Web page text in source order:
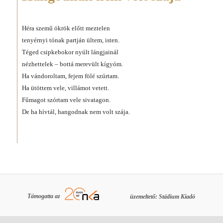
Héra szemű ökrök előtt meztelen
tenyérnyi tónak partján ültem, isten.
Téged csipkebokor nyúlt lángjainál
nézhettelek – bottá merevült kígyóm.
Ha vándoroltam, fejem fölé szúrtam.
Ha ütöttem vele, villámot vetett.
Fűmagot szórtam vele sivatagon.
De ha hívtál, hangodnak nem volt szája.
Támogatta az üzemeltető: Stádium Kiadó